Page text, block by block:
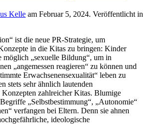
Kelle am Februar 5, 2024. Veröffentlicht in
ist die neue PR-Strategie, um
in die Kitas zu bringen: Kinder
möglich „sexuelle Bildung“, um in
„angemessen reagieren“ zu können und
Erwachsenensexualität“ leben zu
stets sehr ähnlich lautenden
Konzepten zahlreicher Kitas. Blumige
„Selbstbestimmung“, „Autonomie“
verfangen bei Eltern. Denn sie ahnen
ideologische